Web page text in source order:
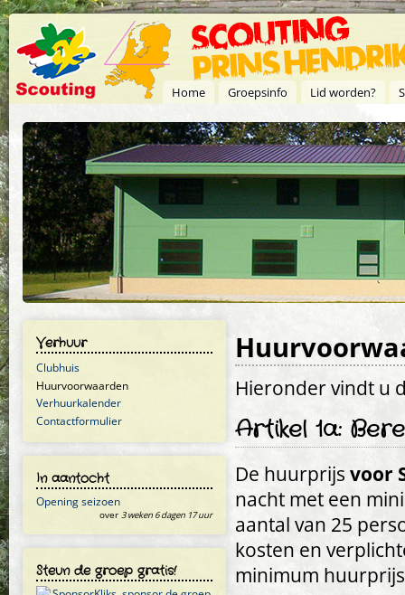
Overslaan en naar de inhoud gaan
Home Groepsinfo Lid worden?
Verhuur
Clubhuis
Huurvoorwaarden
Verhuurkalender
Contactformulier
In aantocht
Opening seizoen
over 3 weken 6 dagen 17 uur
Steun de groep gratis!
Hieronder vindt u
Artikel 1a:
De huurprijs voor
nacht met een
aantal van 25
kosten en
minimum